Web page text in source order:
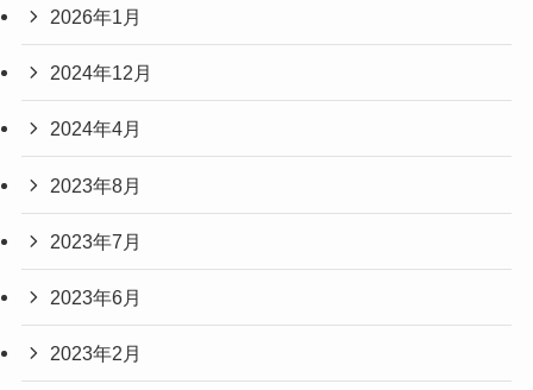
2026年1月
2024年12月
2024年4月
2023年8月
2023年7月
2023年6月
2023年2月